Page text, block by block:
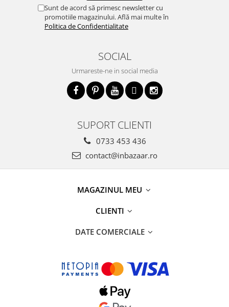
Sunt de acord să primesc newsletter cu
promotiile magazinului. Află mai multe în
Politica de Confidentialitate
SOCIAL
Urmareste-ne in social media
SUPORT CLIENTI
0733 453 436
contact@inbazaar.ro
MAGAZINUL MEU
CLIENTI
DATE COMERCIALE